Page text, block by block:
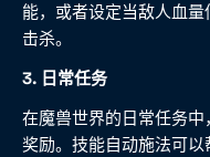
能，或者设定当敌人血
击杀。
3. 日常任务
在魔兽世界的日常任务
奖励。技能自动施法可